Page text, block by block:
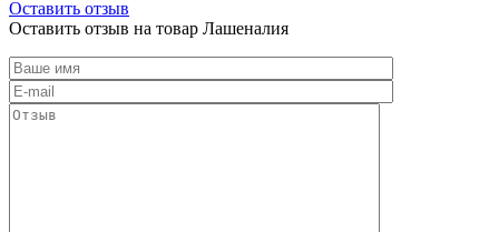
Оставить отзыв
Оставить отзыв на товар Лашеналия